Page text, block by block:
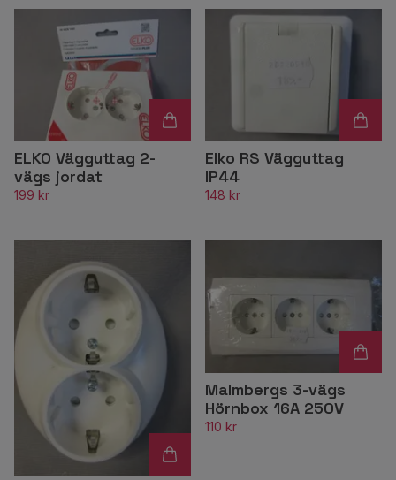
ELKO Vägguttag 2-
vägs jordat
199 kr
Elko RS Vägguttag
IP44
148 kr
Malmbergs 3-vägs
Hörnbox 16A 250V
110 kr